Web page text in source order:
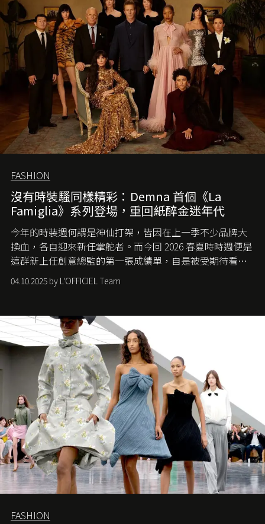
FASHION
沒有時裝騷同樣精彩：Demna 首個《La
Famiglia》系列登場，重回紙醉金迷年代
今年的時裝週何謂是神仙打架，皆因在上一季不少品牌大
換血，各自迎來新任掌舵者。而今回 2026 春夏時時週便是
這群新上任創意總監的第一張成績單，自是被受期待看他
們如何各顯神通。意大利老牌 Gucci 在過去幾個季度業績
難已救回，開雲集團任命成功曾翻轉 Balenciaga 的愛將
團市值一日蒸發 30 億美元，大眾擔心走得太前的 Demna
會忽略品牌的美學基礎，最後變成三不像。而從剛剛推出
的首作所造成的話題及關注度，我們便知道 Demna 沒這麼
簡單，一個嶄新的 Gucci 時代已經展開！
04.10.2025 by L'OFFICIEL Team
FASHION